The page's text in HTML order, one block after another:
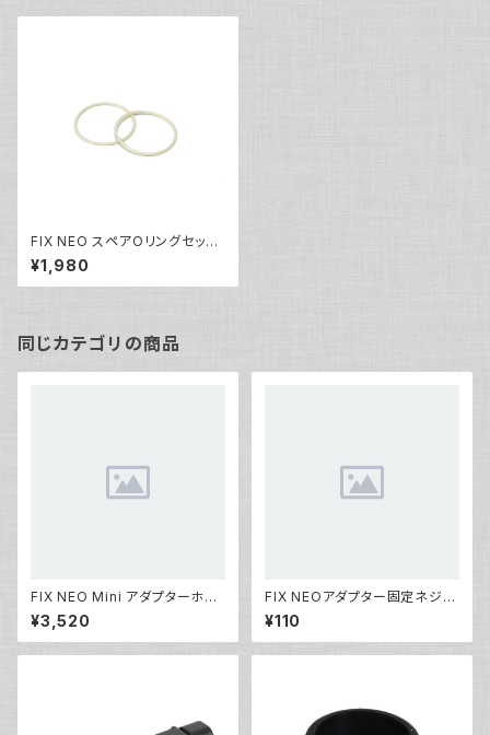
FIX NEO スペアOリングセット
[30342]
¥1,980
同じカテゴリの商品
FIX NEO Mini アダプターホル
ダー[部品]
¥3,520
FIX NEOアダプター固定ネジ
[部品]
¥110